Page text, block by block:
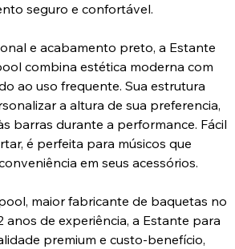
seguro e confortável.
e acabamento preto, a Estante
combina estética moderna com
ao uso frequente. Sua estrutura
a altura de sua preferencia,
barras durante a performance. Fácil
é perfeita para músicos que
em seus acessórios.
maior fabricante de baquetas no
anos de experiência, a Estante para
premium e custo-benefício,